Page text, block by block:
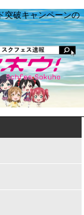
突破キャンペーンの